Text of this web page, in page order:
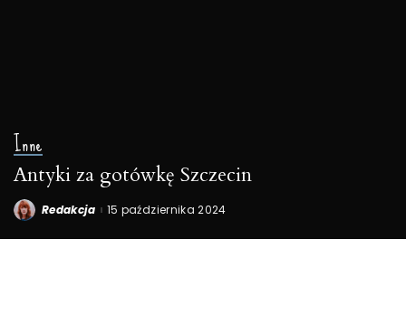
Inne
Antyki za gotówkę Szczecin
Posted
Redakcja 15 października 2024